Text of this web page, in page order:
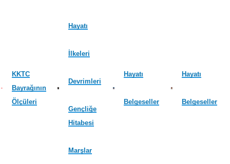
KKTC
Bayrağının
Ölçüleri
Hayatı
İlkeleri
Devrimleri
Gençliğe
Hitabesi
Marşlar
Hayatı
Belgeseller
Hayatı
Belgeseller